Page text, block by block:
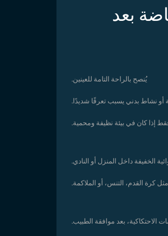
بعد
يُنصح بالراحة التامة للعينين.
أو نشاط بدني يسبب تعرقًا شديدًا.
إذا كان في بيئة نظيفة ومحمية.
الخفيفة داخل المنزل أو النادي.
كرة القدم، التنس، أو الملاكمة.
الاحتكاكية، بعد موافقة الطبيب.